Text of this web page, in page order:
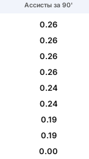
Ассисты за 90'
0.26
0.26
0.26
0.26
0.24
0.24
0.19
0.19
0.00